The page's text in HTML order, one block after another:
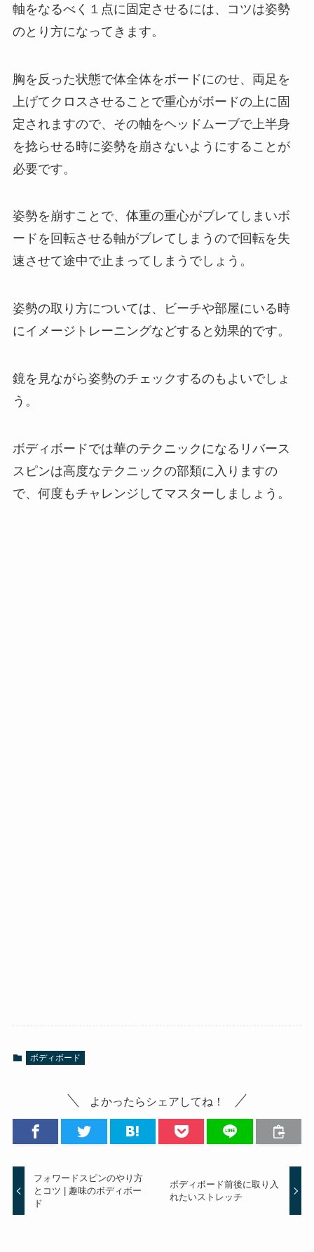
軸をなるべく１点に固定させるには、コツは姿勢
のとり方になってきます。
胸を反った状態で体全体をボードにのせ、両足を
上げてクロスさせることで重心がボードの上に固
定されますので、その軸をヘッドムーブで上半身
を捻らせる時に姿勢を崩さないようにすることが
必要です。
姿勢を崩すことで、体重の重心がブレてしまいボ
ードを回転させる軸がブレてしまうので回転を失
速させて途中で止まってしまうでしょう。
姿勢の取り方については、ビーチや部屋にいる時
にイメージトレーニングなどすると効果的です。
鏡を見ながら姿勢のチェックするのもよいでしょ
う。
ボディボードでは華のテクニックになるリバース
スピンは高度なテクニックの部類に入りますの
で、何度もチャレンジしてマスターしましょう。
ボディボード
よかったらシェアしてね！
フォワードスピンのやり方
とコツ | 趣味のボディボー
ド
ボディボード前後に取り入
れたいストレッチ